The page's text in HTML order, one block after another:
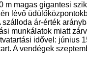
m magas gigantesi
lévő
ár-érték
munkálatok miatt
idővel: június
A vendégek